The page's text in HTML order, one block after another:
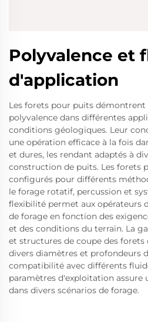
Polyvalence et
d'application
Les forets pour puits
polyvalence dans différentes
conditions géologiques. Leur
une opération efficace à la fois
et dures, les rendant adaptés à
construction de puits. Les forets
configurés pour différents
le forage rotatif, percussion et
flexibilité permet aux opérateurs
de forage en fonction des
et des conditions du terrain. La
et structures de coupe des
divers diamètres et profondeurs
compatibilité avec différents
paramètres d'exploitation assure
dans divers scénarios de forage.